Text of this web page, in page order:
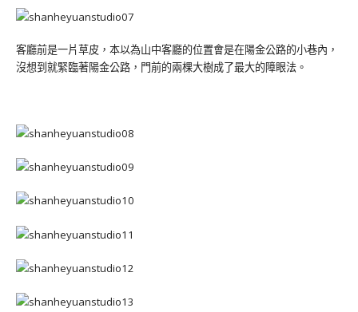
客廳前是一片草皮，本以為山中客廳的位置會是在陽金公路的小巷內，
沒想到就緊臨著陽金公路，門前的兩棵大樹成了最大的障眼法。